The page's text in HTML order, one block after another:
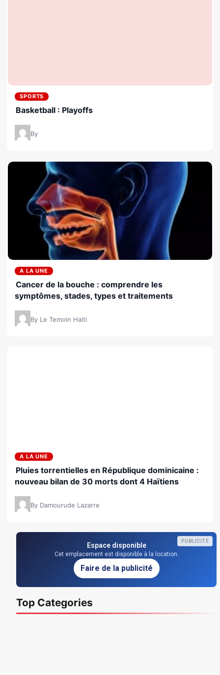
SPORTS
Basketball : Playoffs
By
A LA UNE
Cancer de la bouche : comprendre les
symptômes, stades, types et traitements
By Le Temoin Haiti
A LA UNE
Pluies torrentielles en République dominicaine :
nouveau bilan de 30 morts dont 4 Haïtiens
By Damourude Lazarre
PUBLICITÉ
Espace disponible
Cet emplacement est disponible à la location.
Faire de la publicité
Top Categories